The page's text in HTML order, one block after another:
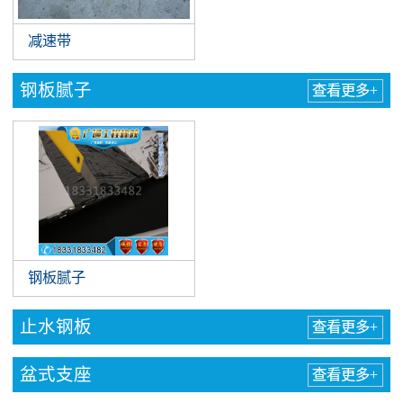
减速带
钢板腻子 查看更多+
钢板腻子
止水钢板 查看更多+
盆式支座 查看更多+